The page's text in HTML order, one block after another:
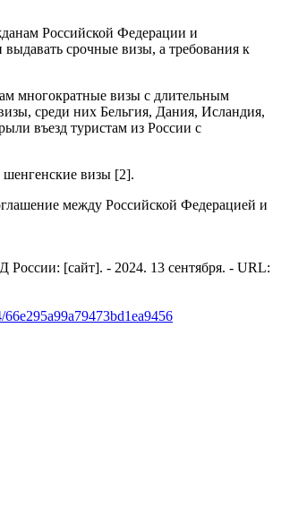
Российской Федерации и
выдавать срочные визы, а требования к
многократные визы с длительным
среди них Бельгия, Дания, Исландия,
въезд туристам из России с
шенгенские визы [2].
между Российской Федерацией и
[сайт]. - 2024. 13 сентября. - URL: